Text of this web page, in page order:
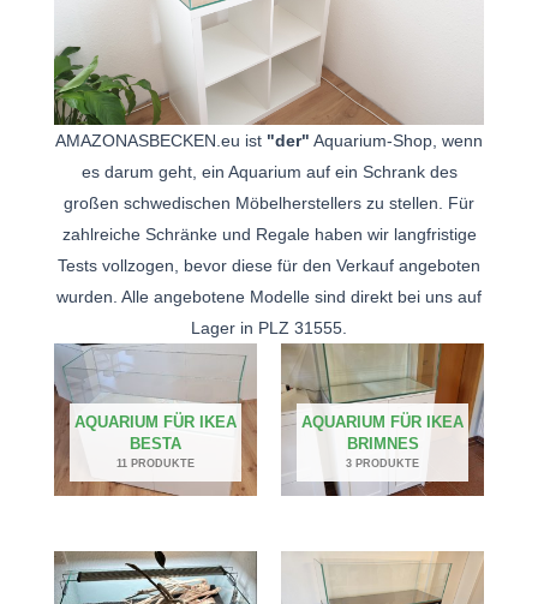
AMAZONASBECKEN.eu ist "der" Aquarium-Shop, wenn
es darum geht, ein Aquarium auf ein Schrank des
großen schwedischen Möbelherstellers zu stellen. Für
zahlreiche Schränke und Regale haben wir langfristige
Tests vollzogen, bevor diese für den Verkauf angeboten
wurden. Alle angebotene Modelle sind direkt bei uns auf
Lager in PLZ 31555.
AQUARIUM FÜR IKEA
BESTA
11 PRODUKTE
AQUARIUM FÜR IKEA
BRIMNES
3 PRODUKTE